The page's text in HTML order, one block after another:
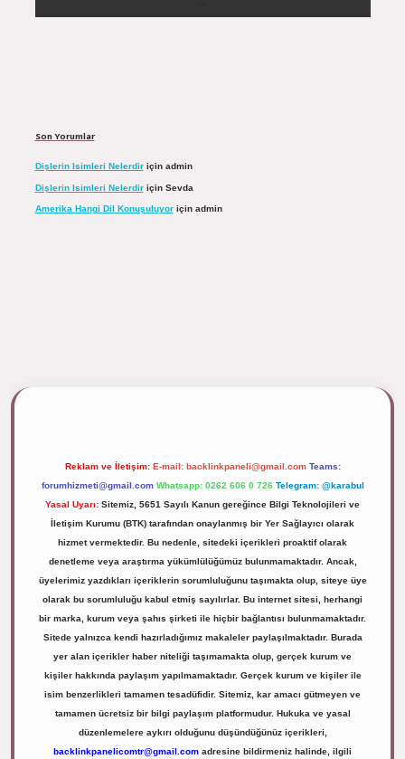
Son Yorumlar
Dişlerin Isimleri Nelerdiriçin admin
Dişlerin Isimleri Nelerdiriçin Sevda
Amerika Hangi Dil Konuşuluyoriçin admin
Reklam ve İletişim: E-mail: backlinkpaneli@gmail.com Teams:
forumhizmeti@gmail.com Whatsapp: 0262 606 0 726 Telegram: @karabul
Yasal Uyarı: Sitemiz, 5651 Sayılı Kanun gereğince Bilgi Teknolojileri ve
İletişim Kurumu (BTK) tarafından onaylanmış bir Yer Sağlayıcı olarak
hizmet vermektedir. Bu nedenle, sitedeki içerikleri proaktif olarak
denetleme veya araştırma yükümlülüğümüz bulunmamaktadır. Ancak,
üyelerimiz yazdıkları içeriklerin sorumluluğunu taşımakta olup, siteye üye
olarak bu sorumluluğu kabul etmiş sayılırlar. Bu internet sitesi, herhangi
bir marka, kurum veya şahıs şirketi ile hiçbir bağlantısı bulunmamaktadır.
Sitede yalnızca kendi hazırladığımız makaleler paylaşılmaktadır. Burada
yer alan içerikler haber niteliği taşımamakta olup, gerçek kurum ve
kişiler hakkında paylaşım yapılmamaktadır. Gerçek kurum ve kişiler ile
isim benzerlikleri tamamen tesadüfidir. Sitemiz, kar amacı gütmeyen ve
tamamen ücretsiz bir bilgi paylaşım platformudur. Hukuka ve yasal
düzenlemelere aykırı olduğunu düşündüğünüz içerikleri,
backlinkpanelicomtr@gmail.com adresine bildirmeniz halinde, ilgili